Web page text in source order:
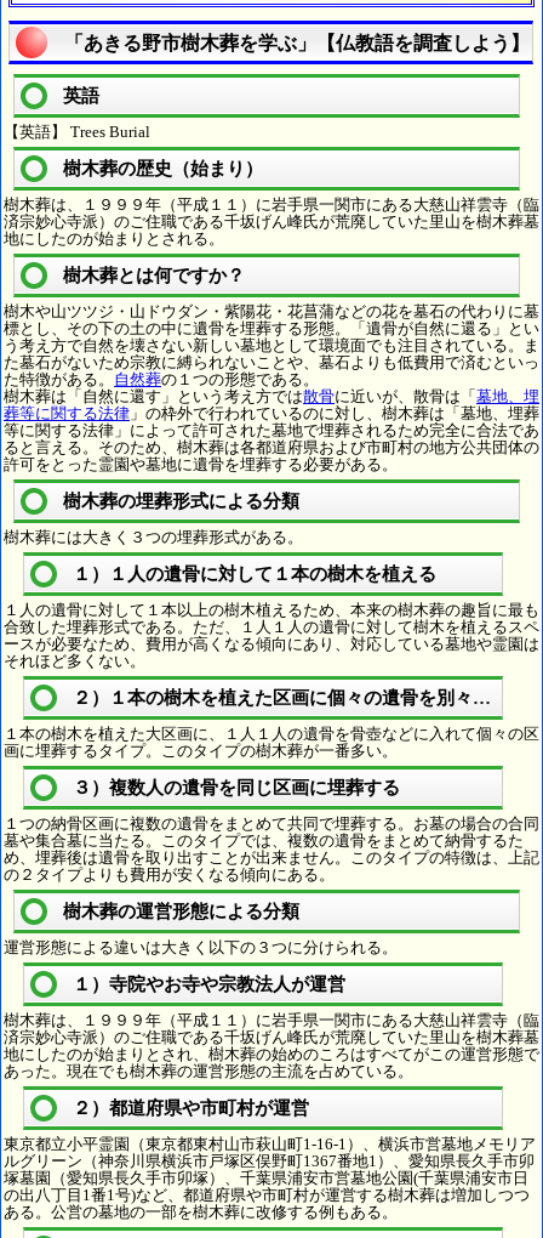
「あきる野市樹木葬を学ぶ」【仏教語を調査しよう】
英語
【英語】 Trees Burial
樹木葬の歴史（始まり）
樹木葬は、１９９９年（平成１１）に岩手県一関市にある大慈山祥雲寺（臨
済宗妙心寺派）のご住職である千坂げん峰氏が荒廃していた里山を樹木葬墓
地にしたのが始まりとされる。
樹木葬とは何ですか？
樹木や山ツツジ・山ドウダン・紫陽花・花菖蒲などの花を墓石の代わりに墓
標とし、その下の土の中に遺骨を埋葬する形態。「遺骨が自然に還る」とい
う考え方で自然を壊さない新しい墓地として環境面でも注目されている。ま
た墓石がないため宗教に縛られないことや、墓石よりも低費用で済むといっ
た特徴がある。 自然葬の１つの形態である。
樹木葬は「自然に還す」という考え方では散骨に近いが、散骨は「 墓地、埋
葬等に関する法律 」の枠外で行われているのに対し、樹木葬は「墓地、埋葬
等に関する法律」によって許可された墓地で埋葬されるため完全に合法であ
ると言える。そのため、樹木葬は各都道府県および市町村の地方公共団体の
許可をとった霊園や墓地に遺骨を埋葬する必要がある。
樹木葬の埋葬形式による分類
樹木葬には大きく３つの埋葬形式がある。
１）１人の遺骨に対して１本の樹木を植える
１人の遺骨に対して１本以上の樹木植えるため、本来の樹木葬の趣旨に最も
合致した埋葬形式である。ただ、１人１人の遺骨に対して樹木を植えるスペ
ースが必要なため、費用が高くなる傾向にあり、対応している墓地や霊園は
それほど多くない。
２）１本の樹木を植えた区画に個々の遺骨を別々に埋葬
１本の樹木を植えた大区画に、１人１人の遺骨を骨壺などに入れて個々の区
画に埋葬するタイプ。このタイプの樹木葬が一番多い。
３）複数人の遺骨を同じ区画に埋葬する
１つの納骨区画に複数の遺骨をまとめて共同で埋葬する。お墓の場合の合同
墓や集合墓に当たる。このタイプでは、複数の遺骨をまとめて納骨するた
め、埋葬後は遺骨を取り出すことが出来ません。このタイプの特徴は、上記
の２タイプよりも費用が安くなる傾向にある。
樹木葬の運営形態による分類
運営形態による違いは大きく以下の３つに分けられる。
１）寺院やお寺や宗教法人が運営
樹木葬は、１９９９年（平成１１）に岩手県一関市にある大慈山祥雲寺（臨
済宗妙心寺派）のご住職である千坂げん峰氏が荒廃していた里山を樹木葬墓
地にしたのが始まりとされ、樹木葬の始めのころはすべてがこの運営形態で
あった。現在でも樹木葬の運営形態の主流を占めている。
２）都道府県や市町村が運営
東京都立小平霊園（東京都東村山市萩山町1-16-1）、横浜市営墓地メモリア
ルグリーン（神奈川県横浜市戸塚区俣野町1367番地1）、愛知県長久手市卯
塚墓園（愛知県長久手市卯塚）、千葉県浦安市営墓地公園(千葉県浦安市日
の出八丁目1番1号)など、都道府県や市町村が運営する樹木葬は増加しつつ
ある。公営の墓地の一部を樹木葬に改修する例もある。